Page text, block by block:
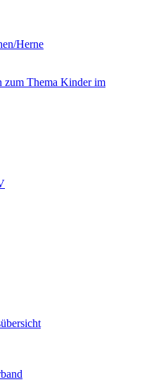
Herne
zum Thema Kinder im